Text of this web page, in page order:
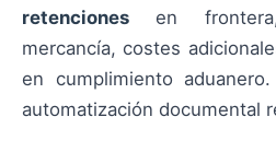
retenciones en
mercancía, costes
en cumplimiento
automatización documental